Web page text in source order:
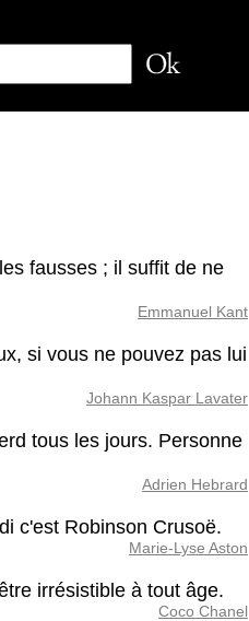
fausses ; il suffit de ne
Emmanuel Kant
si vous ne pouvez pas lui
Johann Kaspar Lavater
tous les jours. Personne
Adrien Hebrard
c'est Robinson Crusoë.
Marie-Lyse Aston
irrésistible à tout âge.
Coco Chanel